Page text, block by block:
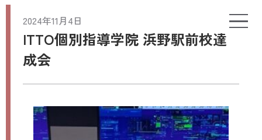
2024年11月4日
ITTO個別指導学院 浜野駅前校達
成会